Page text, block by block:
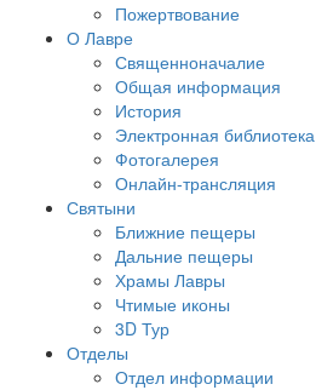
Пожертвование
О Лавре
Священноначалие
Общая информация
История
Электронная библиотека
Фотогалерея
Онлайн-трансляция
Святыни
Ближние пещеры
Дальние пещеры
Храмы Лавры
Чтимые иконы
3D Тур
Отделы
Отдел информации